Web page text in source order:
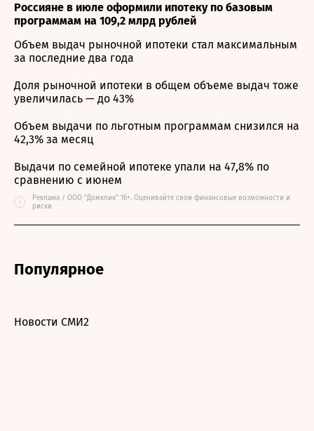
Россияне в июле оформили ипотеку по базовым
программам на 109,2 млрд рублей
Объем выдач рыночной ипотеки стал максимальным
за последние два года
Доля рыночной ипотеки в общем объеме выдач тоже
увеличилась — до 43%
Объем выдачи по льготным программам снизился на
42,3% за месяц
Выдачи по семейной ипотеке упали на 47,8% по
сравнению с июнем
i
Реклама / ООО "Домклик" 16+. Оценивайте свои финансовые возможности и
риски
Популярное
Новости СМИ2